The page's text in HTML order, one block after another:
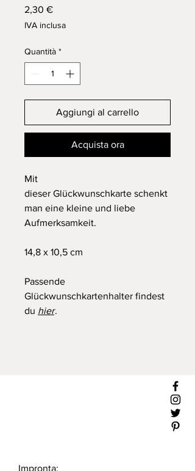
2,30 €Prezzo
IVA inclusa
Quantità *
Aggiungi al carrello
Acquista ora
Mit
dieser Glückwunschkarte schenkt
man eine kleine und liebe
Aufmerksamkeit.
14,8 x 10,5 cm
Passende
Glückwunschkartenhalter findest
du hier.
Impronta: